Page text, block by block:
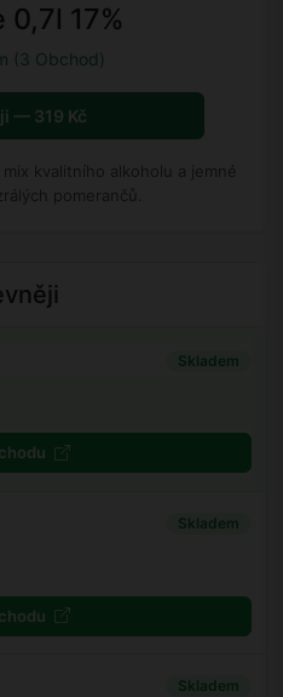
0,7l 17%
(3 Obchod)
— 319 Kč
kvalitního alkoholu a jemné
pomerančů.
Skladem
Skladem
Skladem